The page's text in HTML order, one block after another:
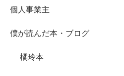
個人事業主
僕が読んだ本・ブログ
橘玲本